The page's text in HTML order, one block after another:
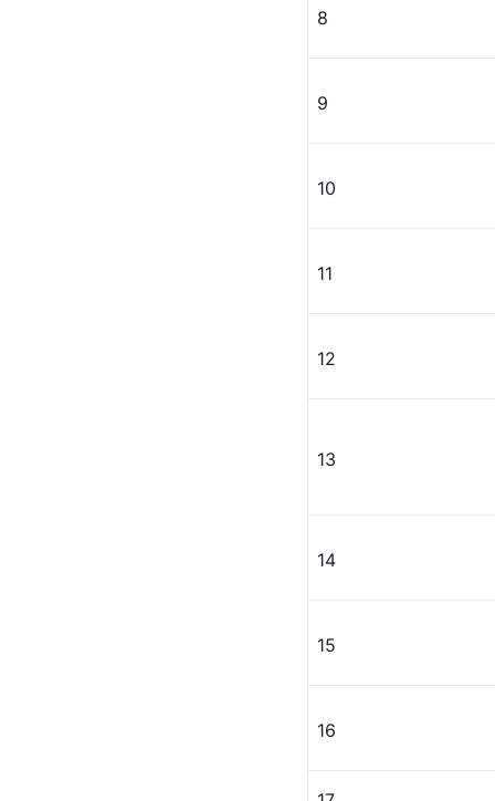
8
9
10
11
12
13
14
15
16